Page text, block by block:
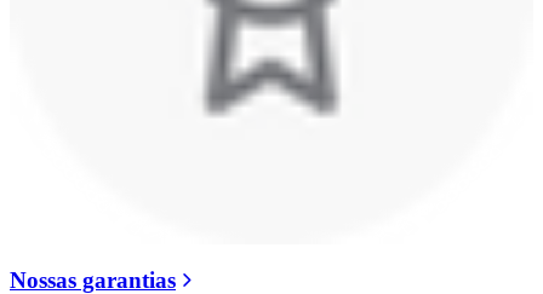
Nossas garantias